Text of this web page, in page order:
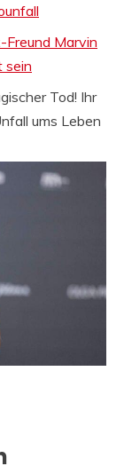
Freund Marvin
sein
Tod! Ihr
ums Leben